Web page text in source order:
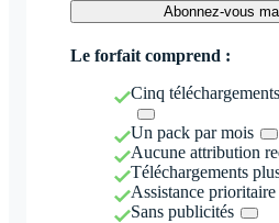
Abonnez-vous
Le forfait comprend :
Cinq
Un pack par mois
Aucune attribution
Téléchargements
Assistance prioritaire
Sans publicités